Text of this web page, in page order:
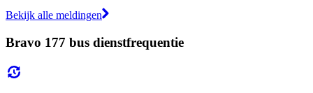
Bekijk alle meldingen
Bravo 177 bus dienstfrequentie